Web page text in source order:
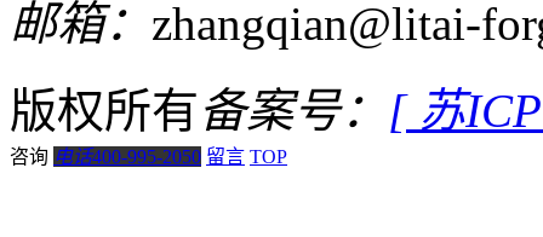
邮箱： zhangqian@litai-
版权所有备案号： [ 苏
咨询 电话400-995-2050 留言 TOP